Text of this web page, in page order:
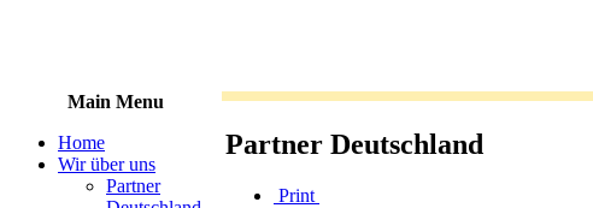
Main Menu
Home
Wir über uns
Partner
Partner Deutschland
Print